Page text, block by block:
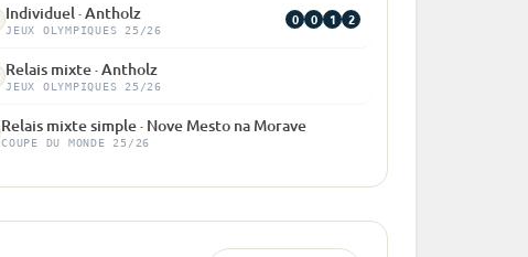
Individuel · Antholz
JEUX OLYMPIQUES 25/26
0 0 1 2
Relais mixte · Antholz
JEUX OLYMPIQUES 25/26
Relais mixte simple · Nove Mesto na Morave
COUPE DU MONDE 25/26